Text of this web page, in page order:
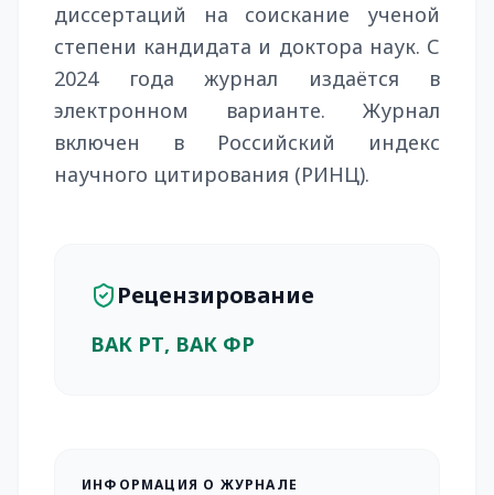
диссертаций на соискание ученой
степени кандидата и доктора наук. С
2024 года журнал издаётся в
электронном варианте. Журнал
включен в Российский индекс
научного цитирования (РИНЦ).
Рецензирование
ВАК РТ, ВАК ФР
ИНФОРМАЦИЯ О ЖУРНАЛЕ